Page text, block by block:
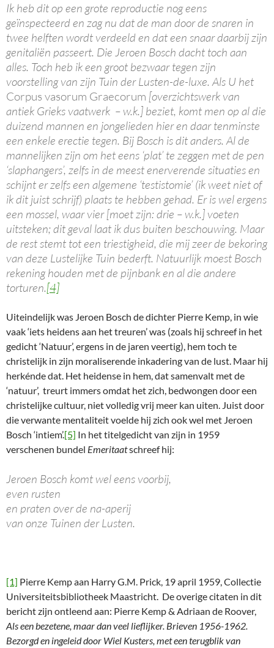
Ik heb dit op een grote reproductie nog eens
geïnspecteerd en zag nu dat de man door de snaren in
twee helften wordt verdeeld en dat een snaar daarbij zijn
genitaliën passeert. Die Jeroen Bosch dacht toch aan
alles. Toch heb ik een groot bezwaar tegen zijn
voorstelling van zijn Tuin der Lusten-de-luxe. Als U het
Corpus vasorum Graecorum [overzichtswerk van
antiek Grieks vaatwerk – w.k.] beziet, komt men op al die
duizend mannen en jongelieden hier en daar tenminste
een enkele erectie tegen. Bij Bosch is dit anders. Al de
mannelijken zijn om het eens ‘plat’ te zeggen met de pen
‘slaphangers’, zelfs in de meest enerverende situaties en
schijnt er zelfs een algemene ‘testistomie’ (ik weet niet of
ik dit juist schrijf) plaats te hebben gehad. Er is wel ergens
een mossel, waar vier [moet zijn: drie – w.k.] voeten
uitsteken; dit geval laat ik dus buiten beschouwing. Maar
de rest stemt tot een triestigheid, die mij zeer de bekoring
van deze Lustelijke Tuin bederft. Natuurlijk moest Bosch
rekening houden met de pijnbank en al die andere
torturen.[4]
Uiteindelijk was Jeroen Bosch de dichter Pierre Kemp, in wie
vaak ‘iets heidens aan het treuren’ was (zoals hij schreef in het
gedicht ‘Natuur’, ergens in de jaren veertig), hem toch te
christelijk in zijn moraliserende inkadering van de lust. Maar hij
herkénde dat. Het heidense in hem, dat samenvalt met de
‘natuur’, treurt immers omdat het zich, bedwongen door een
christelijke cultuur, niet volledig vrij meer kan uiten. Juist door
die verwante mentaliteit voelde hij zich ook wel met Jeroen
Bosch ‘intiem’.[5] In het titelgedicht van zijn in 1959
verschenen bundel Emeritaatschreef hij:
Jeroen Bosch komt wel eens voorbij,
even rusten
en praten over de na-aperij
van onze Tuinen der Lusten.
[1] Pierre Kemp aan Harry G.M. Prick, 19 april 1959, Collectie
Universiteitsbibliotheek Maastricht. De overige citaten in dit
bericht zijn ontleend aan: Pierre Kemp & Adriaan de Roover,
Als een bezetene, maar dan veel lieflijker. Brieven 1956-1962.
Bezorgd en ingeleid door Wiel Kusters, met een terugblik van